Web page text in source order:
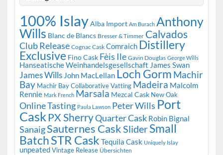
100% IslayAlba Import Am Burach Anthony
Wills Blanc de Blancs Bresser & Timmer Calvados
Club Release Cognac Cask Comraich Distillery
Exclusive Fino Cask Fèis Ile Gavin Douglas George Wills
Hanseatische Weinhandelsgesellschaft James Swan
James Wills John MacLellan Loch Gorm Machir
Bay Machir Bay Collaborative Vatting Madeira Malcolm
Rennie Mark French Marsala Mezcal Cask New Oak
Online Tasting Paula Lawson Peter Wills Port
Cask PX SherryQuarter Cask Robin Bignal
SanaigSauternes CaskSliderSmall
BatchSTR Cask Tequila Cask Uniquely Islay
unpeatedVintage Release Übersichten